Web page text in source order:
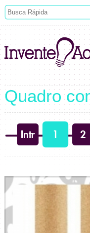
Quadro
Intr 1 2